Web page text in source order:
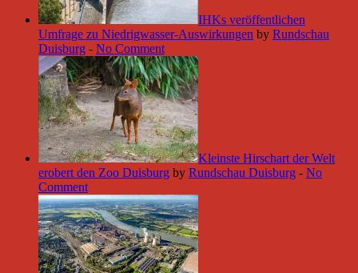
IHKs veröffentlichen
Umfrage zu Niedrigwasser-Auswirkungen by Rundschau
Duisburg - No Comment
Kleinste Hirschart der Welt
erobert den Zoo Duisburg by Rundschau Duisburg - No
Comment